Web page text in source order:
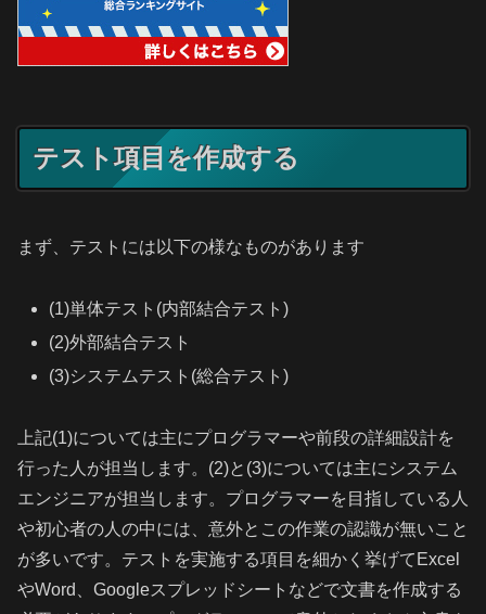
テスト項目を作成する
まず、テストには以下の様なものがあります
(1)単体テスト(内部結合テスト)
(2)外部結合テスト
(3)システムテスト(総合テスト)
上記(1)については主にプログラマーや前段の詳細設計を
行った人が担当します。(2)と(3)については主にシステム
エンジニアが担当します。プログラマーを目指している人
や初心者の人の中には、意外とこの作業の認識が無いこと
が多いです。テストを実施する項目を細かく挙げてExcel
やWord、Googleスプレッドシートなどで文書を作成する